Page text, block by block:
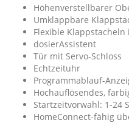
Höhenverstellbarer
Umklappbare
Flexible Klappstacheln
dosierAssistent
Tür mit Servo-Schloss
Echtzeituhr
Programmablauf-
Hochauflösendes,
Startzeitvorwahl: 1-24
HomeConnect-fähig